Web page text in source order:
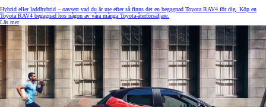
Hybrid eller laddhybrid – oavsett vad du är ute efter så finns det en begagnad Toyota RAV4 för dig. Köp en
Toyota RAV4 begagnad hos någon av våra många Toyota-återförsäljare.
Läs mer